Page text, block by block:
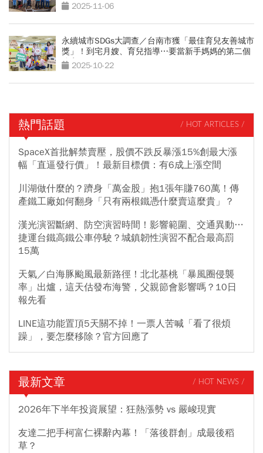
2025-11-06
永續城市SDGs大調查／台南市獲「最佳育兒友善城市
獎」！到宅月嫂、育兒指導⋯要當新手媽媽的第二個
娘家2025-10-22
熱門話題 / HOT ARTICLES /
SpaceX首批解禁賣壓，股價不跌反暴漲15%創最大漲
幅「直逼發行價」！最新目標價：有6成上漲空間
川湖做什麼的？躋身「萬金股」抱1張年賺760萬！傳
產鐵工廠如何翻身「只有兩根鐵憑什麼賣這麼貴」？
漢光演習斷網、防空演習時間！影響範圍、交通異動…
捷運台鐵高鐵公車停駛？城鎮韌性演習不配合最高罰
15萬
天氣／白海豚颱風最新路徑！北北基桃「暴風圈侵襲
率」出爐，這天估發布海警，父親節會影響嗎？10日
報先看
LINE這功能置頂5天關不掉！一票人苦喊「看了很煩
躁」，要怎麼移除？官方回應了
最新文章 / HOT NEWS /
2026年下半年投資展望：狂熱漲勢 vs 嚴峻現實
友達二把手柯富仁裸辭內幕！「落後群創」成最後稻
草？